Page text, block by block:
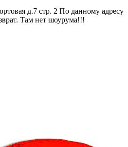
д.7 стр. 2 По данному адресу
Там нет шоурума!!!